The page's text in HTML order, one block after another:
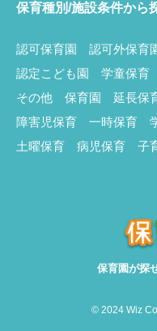
保育種別/施設条件から
認可保育園 認可外保育
認定こども園
学童保育
その他
保育園 延長保
障害児保育
一時保育
土曜保育
病児保育 子
保育園が探
© 2024 Wiz